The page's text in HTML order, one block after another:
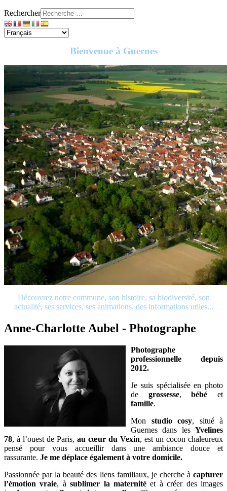
Rechercher
Bienvenue à Guernes
Découvrez notre commune, son histoire, sa biodiversité, son
actualité, ses services, ses animations, des informations utiles...
Anne-Charlotte Aubel - Photographe
Photographe
professionnelle depuis
2012.
Je suis spécialisée en photo
de grossesse,bébé et
famille.
Mon studio cosy, situé à
Guernes dans les Yvelines
78, à l’ouest de Paris, au cœur du Vexin, est un cocon chaleureux
pensé pour vous accueillir dans une ambiance douce et
rassurante. Je me déplace également à votre domicile.
Passionnée par la beauté des liens familiaux, je cherche à capturer
l’émotion vraie, àsublimer la maternité et à créer des images